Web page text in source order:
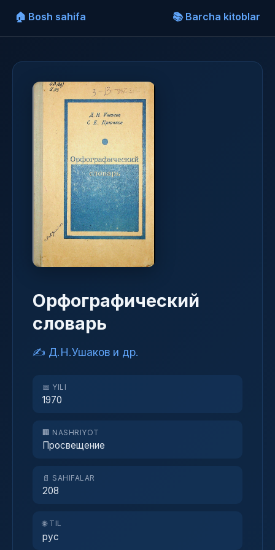
🏠 Bosh sahifa 📚 Barcha kitoblar
Орфографический
словарь
✍️ Д.Н.Ушаков и др.
📅 YILI
1970
🏢 NASHRIYOT
Просвещение
📄 SAHIFALAR
208
🌐 TIL
рус